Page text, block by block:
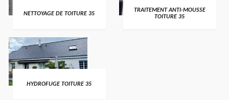
NETTOYAGE DE TOITURE 35
TRAITEMENT ANTI-MOUSSE
TOITURE 35
HYDROFUGE TOITURE 35